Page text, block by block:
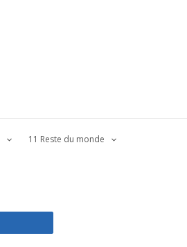
11 Reste du monde